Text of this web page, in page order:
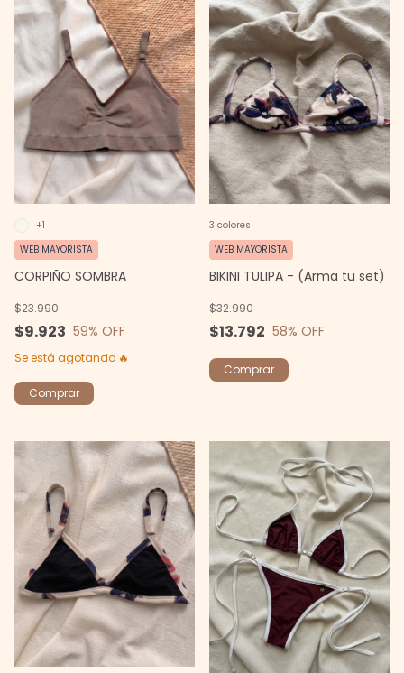
CORPIÑO SOMBRA
$9.923
$23.990
59% OFF
WEB MAYORISTA
Se está agotando 🔥
+1
Comprar
BIKINI TULIPA - (Arma tu set)
$13.792
$32.990
58% OFF
WEB MAYORISTA
3 colores
Comprar